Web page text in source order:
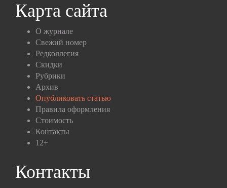
Карта сайта
О журнале
Свежий номер
Редколлегия
Скидки
Рубрики
Архив
Опубликовать статью
Правила оформления
Стоимость
Контакты
12+
Контакты